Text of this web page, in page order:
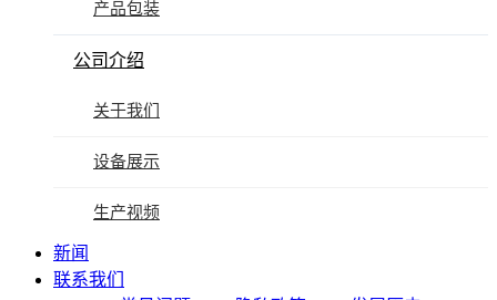
产品包装
公司介绍
关于我们
设备展示
生产视频
新闻
联系我们